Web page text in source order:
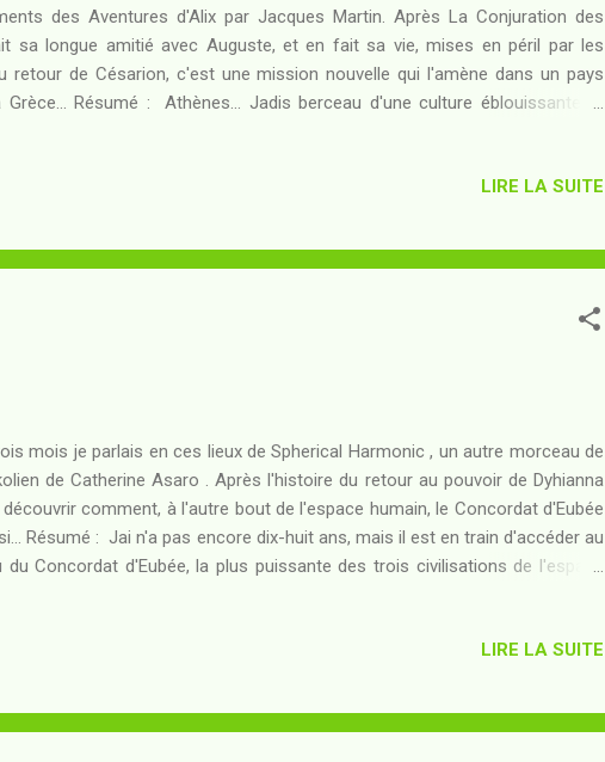
des Aventures d'Alix par Jacques Martin. Après La Conjuration des
sa longue amitié avec Auguste, et en fait sa vie, mises en péril par les
retour de Césarion, c'est une mission nouvelle qui l'amène dans un pays
Résumé : Athènes... Jadis berceau d'une culture éblouissante et
qu'Alix retrouve au pied de l'Acropole. Il est difficile, pour le Sénateur,
exige de lui qu'il ramène au Palatin l...
LIRE LA SUITE
mois je parlais en ces lieux de Spherical Harmonic , un autre morceau de
de Catherine Asaro . Après l'histoire du retour au pouvoir de Dyhianna
comment, à l'autre bout de l'espace humain, le Concordat d'Eubée
Résumé : Jai n'a pas encore dix-huit ans, mais il est en train d'accéder au
Concordat d'Eubée, la plus puissante des trois civilisations de l'espace
contre l'Imperium Skolien ennemi, sorti épuisé de la toute récente guerre
joue pourtant un jeu...
LIRE LA SUITE